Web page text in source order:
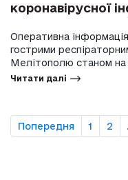
коронавірусної
Оперативна
гострими
Мелітополю станом на
Читати далі
Попередня 1 2